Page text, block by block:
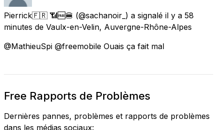
Pierrick🇫🇷 📶🆓🍔 (@sachanoir_) a signalé il y a 58
minutes de Vaulx-en-Velin, Auvergne-Rhône-Alpes
@MathieuSpi @freemobile Ouais ça fait mal
Free Rapports de Problèmes
Dernières pannes, problèmes et rapports de problèmes
dans les médias sociaux: